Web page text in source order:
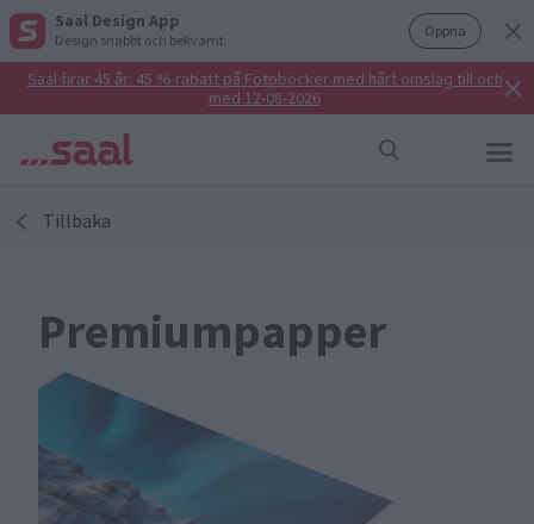
Saal Design App
Design snabbt och bekvämt. Öppna
Saal firar 45 år: 45 % rabatt på Fotoböcker med hårt omslag till och
med 12-08-2026
Tillbaka
Premiumpapper